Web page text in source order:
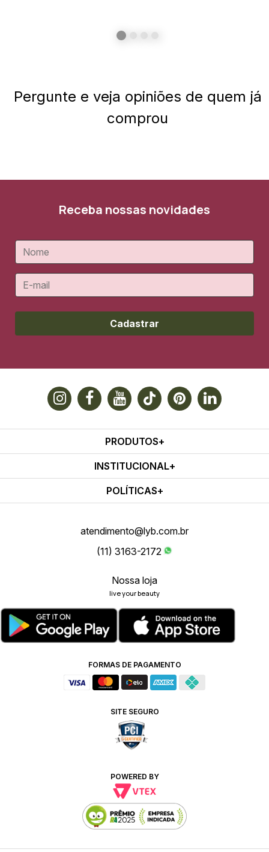
Pergunte e veja opiniões de quem já
comprou
Receba nossas novidades
Cadastrar
PRODUTOS
INSTITUCIONAL
POLÍTICAS
atendimento@lyb.com.br
(11) 3163-2172
Nossa loja
live your beauty
FORMAS DE PAGAMENTO
SITE SEGURO
POWERED BY